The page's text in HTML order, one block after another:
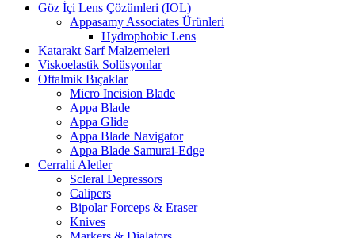
Göz İçi Lens Çözümleri (IOL)
Appasamy Associates Ürünleri
Hydrophobic Lens
Katarakt Sarf Malzemeleri
Viskoelastik Solüsyonlar
Oftalmik Bıçaklar
Micro Incision Blade
Appa Blade
Appa Glide
Appa Blade Navigator
Appa Blade Samurai-Edge
Cerrahi Aletler
Scleral Depressors
Calipers
Bipolar Forceps & Eraser
Knives